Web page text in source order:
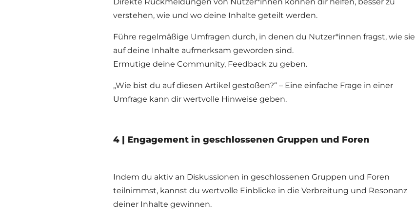
verstehen, wie und wo deine Inhalte geteilt werden.
Führe regelmäßige Umfragen durch, in denen du Nutzer*innen fragst, wie sie
auf deine Inhalte aufmerksam geworden sind.
Ermutige deine Community, Feedback zu geben.
„Wie bist du auf diesen Artikel gestoßen?“ – Eine einfache Frage in einer
Umfrage kann dir wertvolle Hinweise geben.
4 | Engagement in geschlossenen Gruppen und Foren
Indem du aktiv an Diskussionen in geschlossenen Gruppen und Foren
teilnimmst, kannst du wertvolle Einblicke in die Verbreitung und Resonanz
deiner Inhalte gewinnen.